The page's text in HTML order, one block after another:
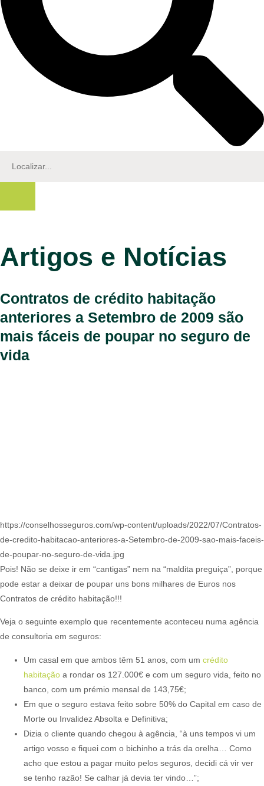
Artigos e Notícias
Contratos de crédito habitação
anteriores a Setembro de 2009 são
mais fáceis de poupar no seguro de
vida
https://conselhosseguros.com/wp-content/uploads/2022/07/Contratos-
de-credito-habitacao-anteriores-a-Setembro-de-2009-sao-mais-faceis-
de-poupar-no-seguro-de-vida.jpg
Pois! Não se deixe ir em “cantigas” nem na “maldita preguiça”, porque
pode estar a deixar de poupar uns bons milhares de Euros nos
Contratos de crédito habitação!!!
Veja o seguinte exemplo que recentemente aconteceu numa agência
de consultoria em seguros:​
Um casal em que ambos têm 51 anos, com um crédito
habitação a rondar os 127.000€ e com um seguro vida, feito no
banco, com um prémio mensal de 143,75€;
Em que o seguro estava feito sobre 50% do Capital em caso de
Morte ou Invalidez Absolta e Definitiva;
Dizia o cliente quando chegou à agência, “à uns tempos vi um
artigo vosso e fiquei com o bichinho a trás da orelha… Como
acho que estou a pagar muito pelos seguros, decidi cá vir ver
se tenho razão! Se calhar já devia ter vindo…”;